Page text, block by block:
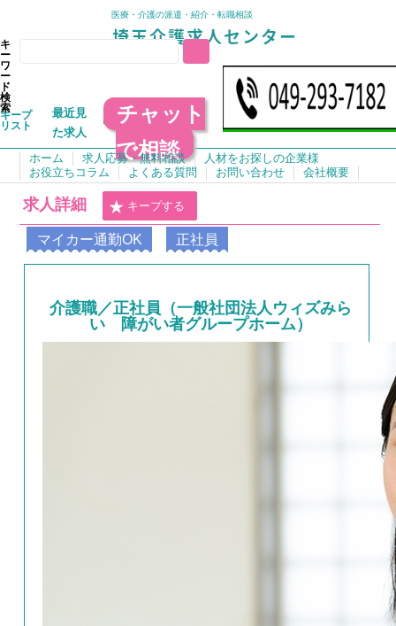
医療・介護の派遣・紹介・転職相談
キ
ー
ワ
ー
ド
検
索
キープ
リスト
最近見
た求人
チャット
で相談
ホーム 求人応募・無料相談
人材をお探しの企業様
お役立ちコラム
よくある質問 お問い合わせ 会社概要
求人詳細 キープする
マイカー通勤OK 正社員
介護職／正社員（一般社団法人ウィズみら
い 障がい者グループホーム）